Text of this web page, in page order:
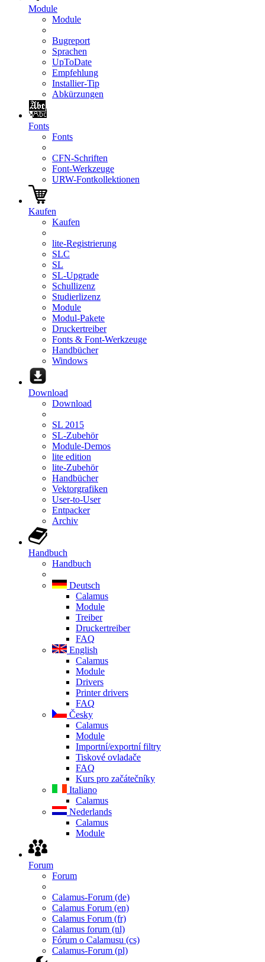
Module
Module
Bugreport
Sprachen
UpToDate
Empfehlung
Installier-Tip
Abkürzungen
Fonts
Fonts
CFN-Schriften
Font-Werkzeuge
URW-Fontkollektionen
Kaufen
Kaufen
lite-Registrierung
SLC
SL
SL-Upgrade
Schullizenz
Studierlizenz
Module
Modul-Pakete
Druckertreiber
Fonts & Font-Werkzeuge
Handbücher
Windows
Download
Download
SL 2015
SL-Zubehör
Module-Demos
lite edition
lite-Zubehör
Handbücher
Vektorgrafiken
User-to-User
Entpacker
Archiv
Handbuch
Handbuch
Deutsch
Calamus
Module
Treiber
Druckertreiber
FAQ
English
Calamus
Module
Drivers
Printer drivers
FAQ
Česky
Calamus
Module
Importní/exportní filtry
Tiskové ovladače
FAQ
Kurs pro začátečníky
Italiano
Calamus
Nederlands
Calamus
Module
Forum
Forum
Calamus-Forum (de)
Calamus Forum (en)
Calamus Forum (fr)
Calamus forum (nl)
Fórum o Calamusu (cs)
Calamus-Forum (pl)